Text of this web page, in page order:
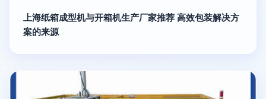
上海纸箱成型机与开箱机生产厂家推荐 高效包装解决方
案的来源